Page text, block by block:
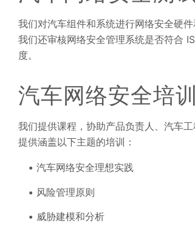
我们对汽车组件和系统进行网络安全硬
我们还审核网络安全管理系统是否符合
度。
汽车网络安全培
我们提供课程，协助产品负责人、汽车
提供涵盖以下主题的培训：
汽车网络安全理想实践
风险管理原则
威胁建模和分析